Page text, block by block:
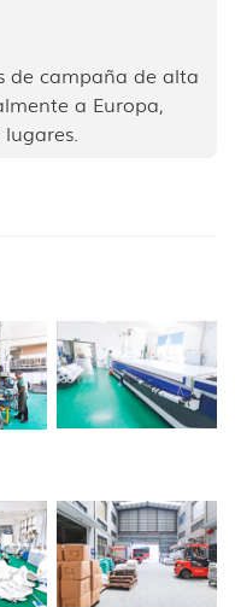
de campaña de alta
a Europa,